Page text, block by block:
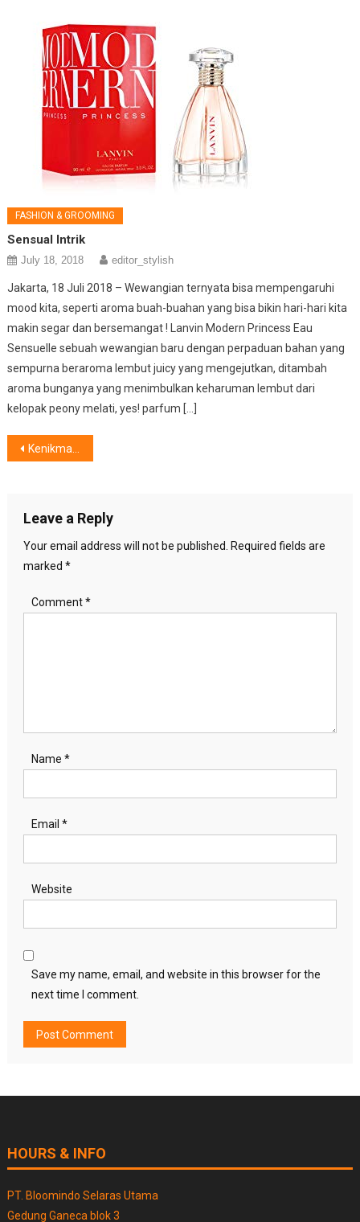
FASHION & GROOMING
Sensual Intrik
July 18, 2018 editor_stylish
Jakarta, 18 Juli 2018 – Wewangian ternyata bisa mempengaruhi
mood kita, seperti aroma buah-buahan yang bisa bikin hari-hari kita
makin segar dan bersemangat ! Lanvin Modern Princess Eau
Sensuelle sebuah wewangian baru dengan perpaduan bahan yang
sempurna beraroma lembut juicy yang mengejutkan, ditambah
aroma bunganya yang menimbulkan keharuman lembut dari
kelopak peony melati, yes! parfum […]
Post
Kenikmatan Liburan Dengan GVC
Leave a Reply
Your email address will not be published.
Required fields are
marked *
Comment*
Name *
Email *
Website
Save my name, email, and website in this browser for the
next time I comment.
HOURS & INFO
PT. Bloomindo Selaras Utama
Gedung Ganeca blok 3